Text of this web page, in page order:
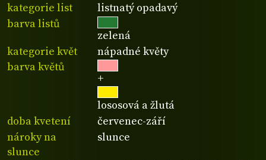
kategorie list
listnatý opadavý
barva listů
zelená
kategorie květ
nápadné květy
barva květů
+
lososová a žlutá
doba kvetení
červenec-září
nároky na
slunce
slunce